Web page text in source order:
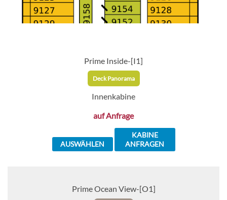
Prime Inside-[I1]
Deck Panorama
Innenkabine
auf Anfrage
AUSWÄHLEN
KABINE
ANFRAGEN
Prime Ocean View-[O1]